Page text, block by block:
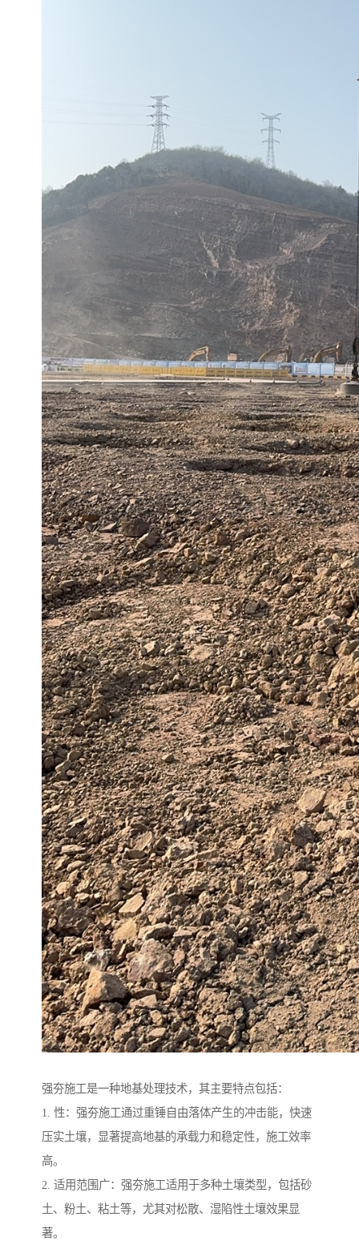
强夯施工是一种地基处理技术，其主要特点包括：
1. 性：强夯施工通过重锤自由落体产生的冲击能，快速
压实土壤，显著提高地基的承载力和稳定性，施工效率
高。
2. 适用范围广：强夯施工适用于多种土壤类型，包括砂
土、粉土、粘土等，尤其对松散、湿陷性土壤效果显
著。